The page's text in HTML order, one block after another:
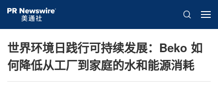
世界环境日践行可持续发展：Beko 如
何降低从工厂到家庭的水和能源消耗